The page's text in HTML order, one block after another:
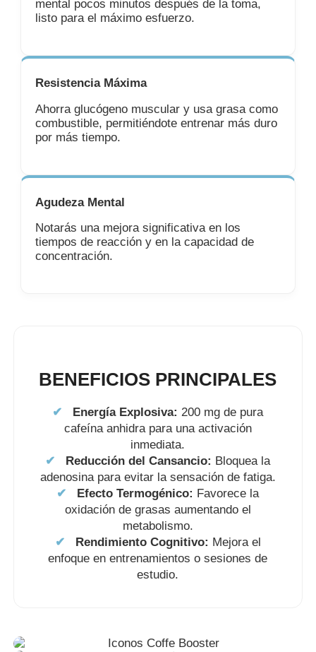
mental pocos minutos después de la toma,
listo para el máximo esfuerzo.
Resistencia Máxima
Ahorra glucógeno muscular y usa grasa como
combustible, permitiéndote entrenar más duro
por más tiempo.
Agudeza Mental
Notarás una mejora significativa en los
tiempos de reacción y en la capacidad de
concentración.
BENEFICIOS PRINCIPALES
✔ Energía Explosiva: 200 mg de pura
cafeína anhidra para una activación
inmediata.
✔
Reducción del Cansancio: Bloquea la
adenosina para evitar la sensación de fatiga.
✔
Efecto Termogénico: Favorece la
oxidación de grasas aumentando el
metabolismo.
✔
Rendimiento Cognitivo: Mejora el
enfoque en entrenamientos o sesiones de
estudio.